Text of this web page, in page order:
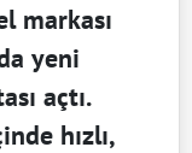
markası
yeni
açtı.
hızlı,